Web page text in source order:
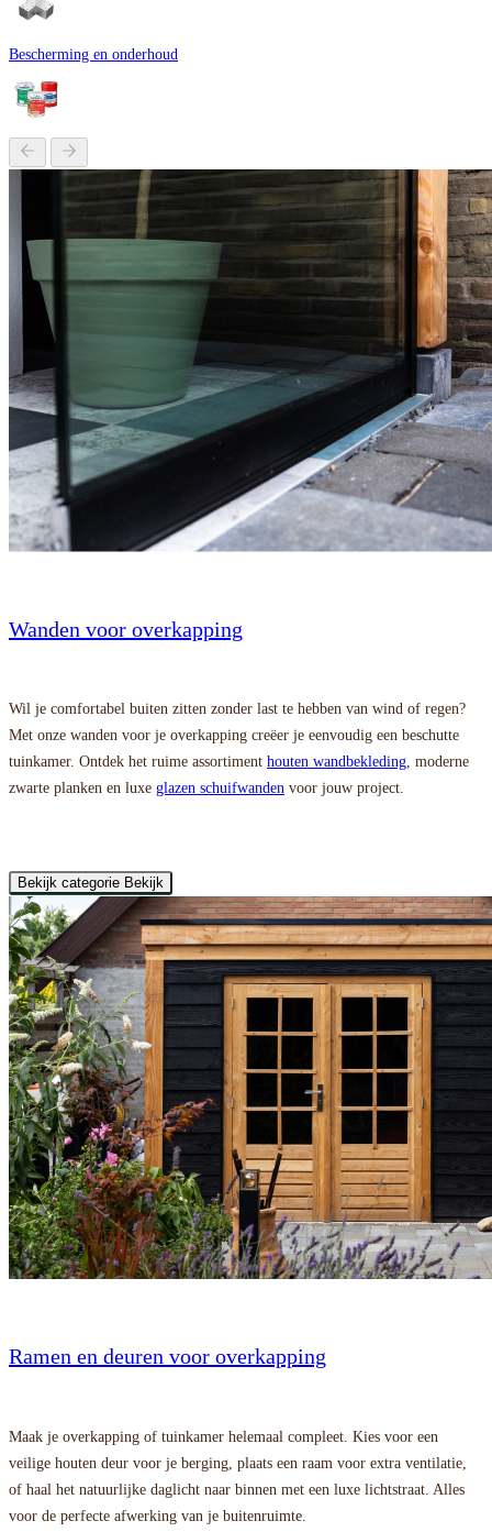
Bescherming en onderhoud
Wanden voor overkapping
Wil je comfortabel buiten zitten zonder last te hebben van wind of regen?
Met onze wanden voor je overkapping creëer je eenvoudig een beschutte
tuinkamer. Ontdek het ruime assortiment houten wandbekleding, moderne
zwarte planken en luxe glazen schuifwanden voor jouw project.
Bekijk categorie Bekijk
Ramen en deuren voor overkapping
Maak je overkapping of tuinkamer helemaal compleet. Kies voor een
veilige houten deur voor je berging, plaats een raam voor extra ventilatie,
of haal het natuurlijke daglicht naar binnen met een luxe lichtstraat. Alles
voor de perfecte afwerking van je buitenruimte.